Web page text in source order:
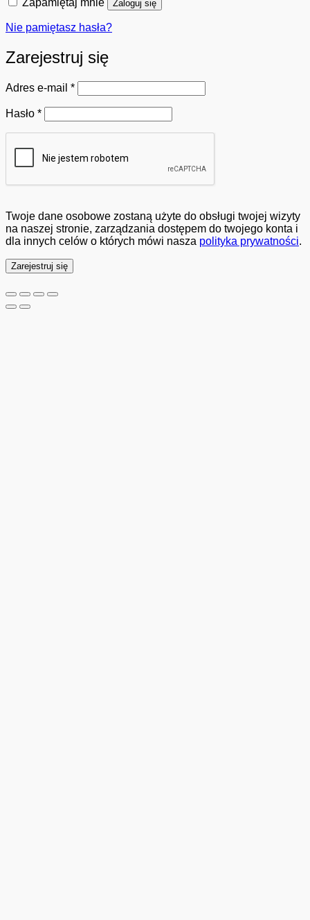
Zaloguj się
Nie pamiętasz hasła?
Zarejestruj się
Adres e-mail *Wymagane
Hasło *Wymagane
Twoje dane osobowe zostaną użyte do obsługi twojej wizyty
na naszej stronie, zarządzania dostępem do twojego konta i
dla innych celów o których mówi nasza polityka prywatności.
Zarejestruj się